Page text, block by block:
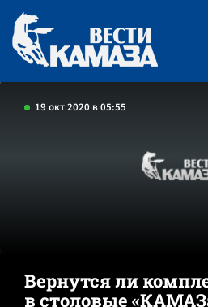
19 окт 2020 в 05:55
Вернутся ли
в столовые